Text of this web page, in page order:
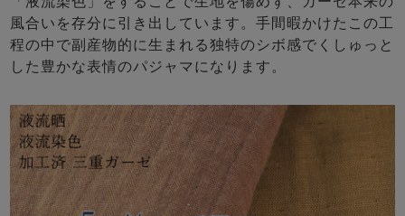
風合いを存分に引き出しています。手間暇かけたこの工
程の中で副産物的に生まれる独特のシボ感でくしゅっと
した豊かな表情のパジャマになります。